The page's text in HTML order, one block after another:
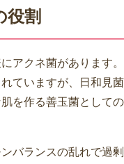
役割
アクネ菌があります
ていますが、日和見
を作る善玉菌として
バランスの乱れで過